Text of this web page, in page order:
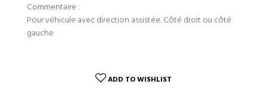
Commentaire :
Pour véhicule avec direction assistée. Côté droit ou côté
gauche
ADD TO WISHLIST